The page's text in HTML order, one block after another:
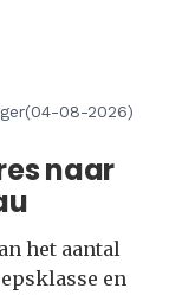
08-2026)
naar
het aantal
en